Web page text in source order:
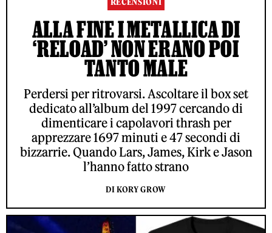
ALLA FINE I METALLICA DI
‘RELOAD’ NON ERANO POI
TANTO MALE
Perdersi per ritrovarsi. Ascoltare il box set
dedicato all’album del 1997 cercando di
dimenticare i capolavori thrash per
apprezzare 1697 minuti e 47 secondi di
bizzarrie. Quando Lars, James, Kirk e Jason
l’hanno fatto strano
DI KORY GROW